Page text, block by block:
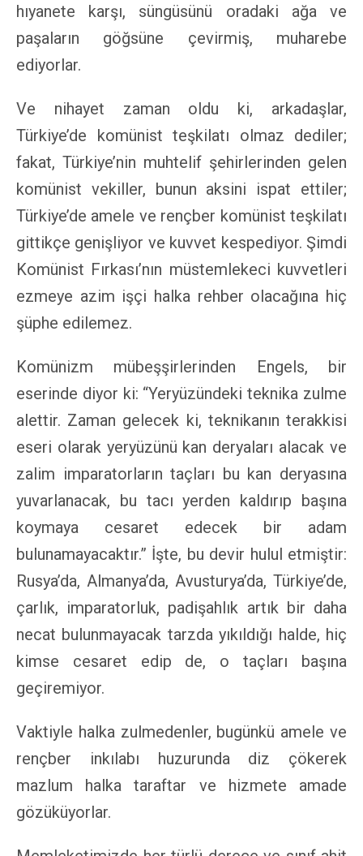
hıyanete karşı, süngüsünü oradaki ağa ve
paşaların göğsüne çevirmiş, muharebe
ediyorlar.
Ve nihayet zaman oldu ki, arkadaşlar,
Türkiye’de komünist teşkilatı olmaz dediler;
fakat, Türkiye’nin muhtelif şehirlerinden gelen
komünist vekiller, bunun aksini ispat ettiler;
Türkiye’de amele ve rençber komünist teşkilatı
gittikçe genişliyor ve kuvvet kespediyor. Şimdi
Komünist Fırkası’nın müstemlekeci kuvvetleri
ezmeye azim işçi halka rehber olacağına hiç
şüphe edilemez.
Komünizm mübeşşirlerinden Engels, bir
eserinde diyor ki: “Yeryüzündeki teknika zulme
alettir. Zaman gelecek ki, teknikanın terakkisi
eseri olarak yeryüzünü kan deryaları alacak ve
zalim imparatorların taçları bu kan deryasına
yuvarlanacak, bu tacı yerden kaldırıp başına
koymaya cesaret edecek bir adam
bulunamayacaktır.” İşte, bu devir hulul etmiştir:
Rusya’da, Almanya’da, Avusturya’da, Türkiye’de,
çarlık, imparatorluk, padişahlık artık bir daha
necat bulunmayacak tarzda yıkıldığı halde, hiç
kimse cesaret edip de, o taçları başına
geçiremiyor.
Vaktiyle halka zulmedenler, bugünkü amele ve
rençber inkılabı huzurunda diz çökerek
mazlum halka taraftar ve hizmete amade
gözüküyorlar.